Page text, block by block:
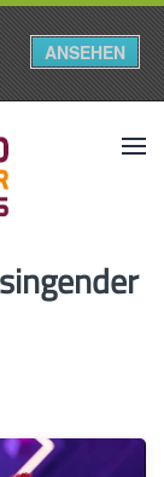
ANSEHEN